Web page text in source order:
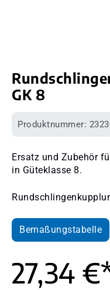
GK 8
Produktnummer:
Ersatz und Zubehör
in Güteklasse 8.
Bemaßungstabelle
27,34